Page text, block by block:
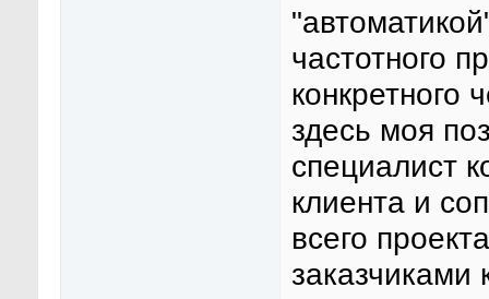
частотного
конкретного
здесь моя
специалист
клиента и
всего
заказчиками